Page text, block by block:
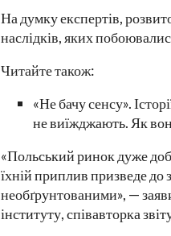
На думку експертів,
наслідків, яких
Читайте також:
«Не бачу сенсу».
не виїжджають. Як
«Польський ринок дуже
їхній приплив призведе до
необґрунтованими», —
інституту, співавторка